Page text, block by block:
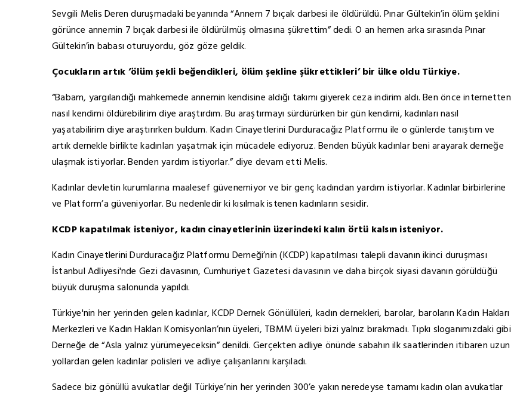
Sevgili Melis Deren duruşmadaki beyanında “Annem 7 bıçak darbesi ile öldürüldü. Pınar Gültekin’in ölüm şeklini
görünce annemin 7 bıçak darbesi ile öldürülmüş olmasına şükrettim” dedi. O an hemen arka sırasında Pınar
Gültekin’in babası oturuyordu, göz göze geldik.
Çocukların artık ‘ölüm şekli beğendikleri, ölüm şekline şükrettikleri’ bir ülke oldu Türkiye.
“Babam, yargılandığı mahkemede annemin kendisine aldığı takımı giyerek ceza indirim aldı. Ben önce internetten
nasıl kendimi öldürebilirim diye araştırdım. Bu araştırmayı sürdürürken bir gün kendimi, kadınları nasıl
yaşatabilirim diye araştırırken buldum. Kadın Cinayetlerini Durduracağız Platformu ile o günlerde tanıştım ve
artık dernekle birlikte kadınları yaşatmak için mücadele ediyoruz. Benden büyük kadınlar beni arayarak derneğe
ulaşmak istiyorlar. Benden yardım istiyorlar.” diye devam etti Melis.
Kadınlar devletin kurumlarına maalesef güvenemiyor ve bir genç kadından yardım istiyorlar. Kadınlar birbirlerine
ve Platform’a güveniyorlar. Bu nedenledir ki kısılmak istenen kadınların sesidir.
KCDP kapatılmak isteniyor, kadın cinayetlerinin üzerindeki kalın örtü kalsın isteniyor.
Kadın Cinayetlerini Durduracağız Platformu Derneği’nin (KCDP) kapatılması talepli davanın ikinci duruşması
İstanbul Adliyesi'nde Gezi davasının, Cumhuriyet Gazetesi davasının ve daha birçok siyasi davanın görüldüğü
büyük duruşma salonunda yapıldı.
Türkiye'nin her yerinden gelen kadınlar, KCDP Dernek Gönüllüleri, kadın dernekleri, barolar, baroların Kadın Hakları
Merkezleri ve Kadın Hakları Komisyonları’nın üyeleri, TBMM üyeleri bizi yalnız bırakmadı. Tıpkı sloganımızdaki gibi
Derneğe de “Asla yalnız yürümeyeceksin” denildi. Gerçekten adliye önünde sabahın ilk saatlerinden itibaren uzun
yollardan gelen kadınlar polisleri ve adliye çalışanlarını karşıladı.
Sadece biz gönüllü avukatlar değil Türkiye’nin her yerinden 300’e yakın neredeyse tamamı kadın olan avukatlar